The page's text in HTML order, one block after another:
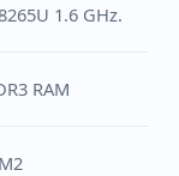
1.6 GHz.
RAM